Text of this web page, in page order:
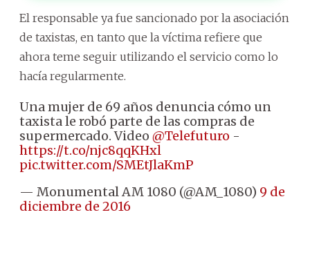
El responsable ya fue sancionado por la asociación
de taxistas, en tanto que la víctima refiere que
ahora teme seguir utilizando el servicio como lo
hacía regularmente.
Una mujer de 69 años denuncia cómo un
taxista le robó parte de las compras de
supermercado. Video @Telefuturo -
https://t.co/njc8qqKHxl
pic.twitter.com/SMEtJlaKmP
— Monumental AM 1080 (@AM_1080) 9 de
diciembre de 2016